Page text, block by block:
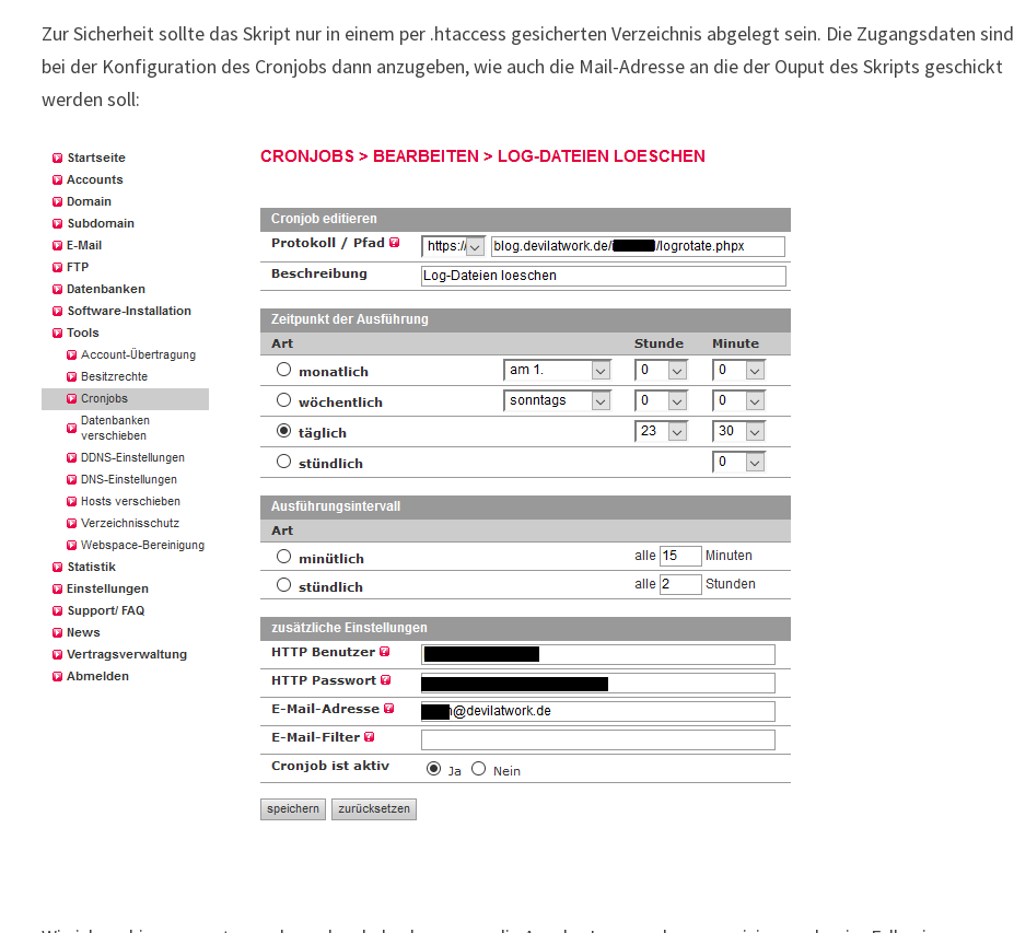
Zur Sicherheit sollte das Skript nur in einem per .htaccess gesicherten Verzeichnis abgelegt sein. Die Zugangsdaten sind
bei der Konfiguration des Cronjobs dann anzugeben, wie auch die Mail-Adresse an die der Ouput des Skripts geschickt
werden soll: